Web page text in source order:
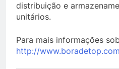
distribuição e
unitários.
Para mais informações
http://